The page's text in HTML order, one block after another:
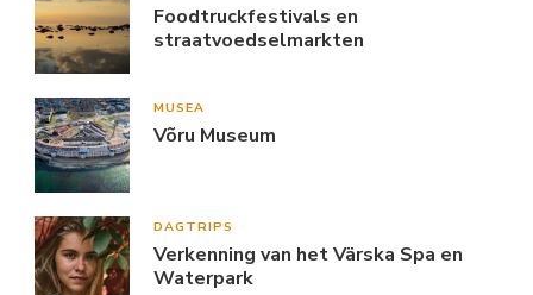
Foodtruckfestivals en
straatvoedselmarkten
MUSEA
Võru Museum
DAGTRIPS
Verkenning van het Värska Spa en
Waterpark